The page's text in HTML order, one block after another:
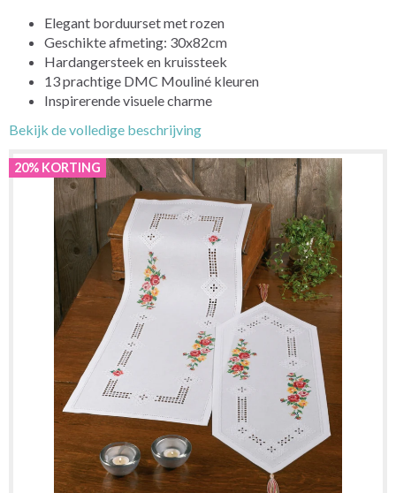
Elegant borduurset met rozen
Geschikte afmeting: 30x82cm
Hardangersteek en kruissteek
13 prachtige DMC Mouliné kleuren
Inspirerende visuele charme
Bekijk de volledige beschrijving
20% KORTING